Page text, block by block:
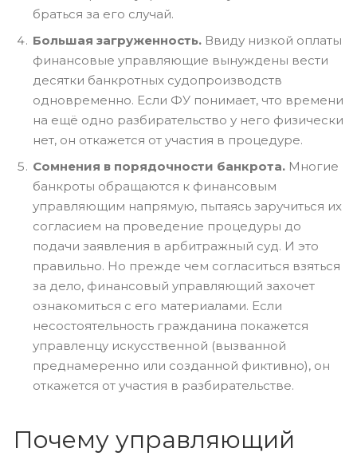
браться за его случай.
Большая загруженность. Ввиду низкой оплаты
финансовые управляющие вынуждены вести
десятки банкротных судопроизводств
одновременно. Если ФУ понимает, что времени
на ещё одно разбирательство у него физически
нет, он откажется от участия в процедуре.
Сомнения в порядочности банкрота. Многие
банкроты обращаются к финансовым
управляющим напрямую, пытаясь заручиться их
согласием на проведение процедуры до
подачи заявления в арбитражный суд. И это
правильно. Но прежде чем согласиться взяться
за дело, финансовый управляющий захочет
ознакомиться с его материалами. Если
несостоятельность гражданина покажется
управленцу искусственной (вызванной
преднамеренно или созданной фиктивно), он
откажется от участия в разбирательстве.
Почему управляющий